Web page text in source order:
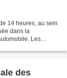
14 heures, au sein
dans la
Les
des